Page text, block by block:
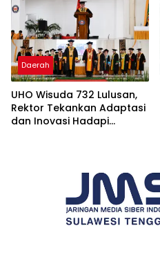
Daerah
UHO Wisuda 732 Lulusan,
Rektor Tekankan Adaptasi
dan Inovasi Hadapi